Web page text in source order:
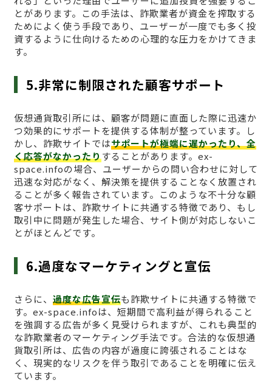
とがあります。この手法は、詐欺業者が資金を搾取する
ためによく使う手段であり、ユーザーが一度でも多く投
資するように仕向けるための心理的な圧力をかけてきま
す。
5.非常に制限された顧客サポート
仮想通貨取引所には、顧客が問題に直面した際に迅速か
つ効果的にサポートを提供する体制が整っています。し
かし、詐欺サイトではサポートが極端に遅かったり、全
く応答がなかったりすることがあります。ex-
space.infoの場合、ユーザーからの問い合わせに対して
迅速な対応がなく、解決策を提供することなく放置され
ることが多く報告されています。このような不十分な顧
客サポートは、詐欺サイトに共通する特徴であり、もし
取引中に問題が発生した場合、サイト側が対応しないこ
とがほとんどです。
6.過度なマーケティングと宣伝
さらに、 過度な広告宣伝も詐欺サイトに共通する特徴で
す。ex-space.infoは、短期間で高利益が得られること
を強調する広告が多く見受けられますが、これも典型的
な詐欺業者のマーケティング手法です。合法的な仮想通
貨取引所は、広告の内容が過度に誇張されることはな
く、現実的なリスクを伴う取引であることを明確に伝え
ています。